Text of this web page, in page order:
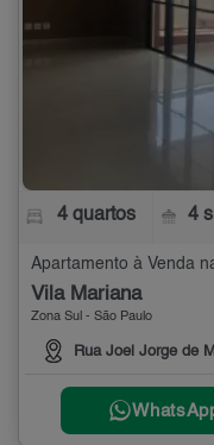
4 quartos 4
Apartamento à Venda
Vila Mariana
Zona Sul - São Paulo
Rua Joel Jorge de